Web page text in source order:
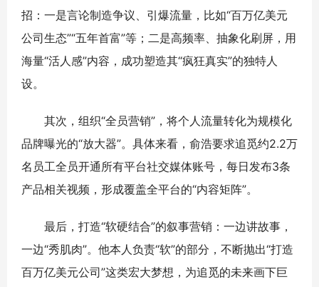
招：一是言论制造争议、引爆流量，比如“百万亿美元
公司生态”“五年首富”等；二是高频率、抽象化刷屏，用
海量“活人感”内容，成功塑造其“疯狂真实”的独特人
设。
其次，组织“全员营销”，将个人流量转化为规模化
品牌曝光的“放大器”。具体来看，俞浩要求追觅约2.2万
名员工全员开通所有平台社交媒体账号，每日发布3条
产品相关视频，形成覆盖全平台的“内容矩阵”。
最后，打造“软硬结合”的叙事营销：一边讲故事，
一边“秀肌肉”。他本人负责“软”的部分，不断抛出“打造
百万亿美元公司”这类宏大梦想，为追觅的未来画下巨